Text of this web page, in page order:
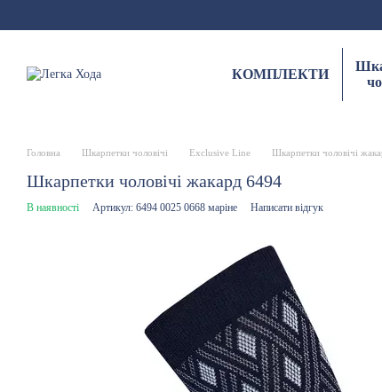
КОМПЛЕКТИ
Головна Шкарпетки чоловічі Exclusive Line Шкарпетки чоловічі
Шкарпетки чоловічі жакард 6494
В наявності Артикул: 6494 0025 0668 маріне Написати відгук